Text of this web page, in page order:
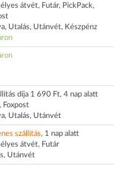
átvét, Futár, PickPack,
Utalás, Utánvét, Készpénz
díja 1 690 Ft, 4 nap alatt
Foxpost
Utalás, Utánvét
szállítás, 1 nap alatt
átvét, Futár
Utánvét